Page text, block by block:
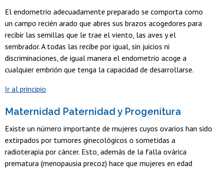
El endometrio adecuadamente preparado se comporta como
un campo recién arado que abres sus brazos acogedores para
recibir las semillas que le trae el viento, las aves y el
sembrador. A todas las recibe por igual, sin juicios ni
discriminaciones, de igual manera el endometrio acoge a
cualquier embrión que tenga la capacidad de desarrollarse.
Ir al principio
Maternidad Paternidad y Progenitura
Existe un número importante de mujeres cuyos ovarios han sido
extirpados por tumores ginecológicos o sometidas a
radioterapia por cáncer. Esto, además de la falla ovárica
prematura (menopausia precoz) hace que mujeres en edad